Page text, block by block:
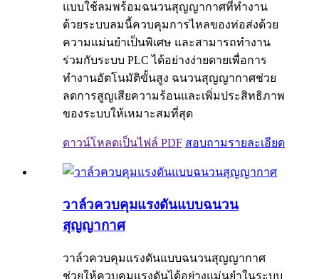
แบบใช้ลมพร้อมฉนวนสุญญากาศที่ทำงาน
ด้วยระบบลมนี้ควบคุมการไหลของท่อส่งด้วย
ความแม่นยำเป็นพิเศษ และสามารถทำงาน
ร่วมกับระบบ PLC ได้อย่างง่ายดายเพื่อการ
ทำงานอัตโนมัติขั้นสูง ฉนวนสุญญากาศช่วย
ลดการสูญเสียความร้อนและเพิ่มประสิทธิภาพ
ของระบบให้เหมาะสมที่สุด
ดาวน์โหลดเป็นไฟล์ PDF สอบถามรายละเอียด
วาล์วควบคุมแรงดันแบบฉนวน
สุญญากาศ
วาล์วควบคุมแรงดันแบบฉนวนสุญญากาศ
ช่วยให้ควบคุมแรงดันได้อย่างแม่นยำในระบบ